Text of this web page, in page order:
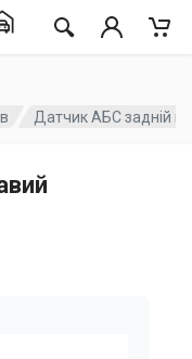
Датчик АБС задній